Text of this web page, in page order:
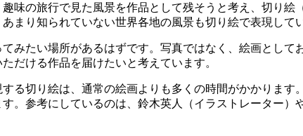
味の旅行で見た風景を作品として残そうと考え、切り
まり知られていない世界各地の風景も切り絵で表現して
みたい場所があるはずです。写真ではなく、絵画とし
だける作品を届けたいと考えています。
る切り絵は、通常の絵画よりも多くの時間がかかりま
。参考にしているのは、鈴木英人（イラストレーター）